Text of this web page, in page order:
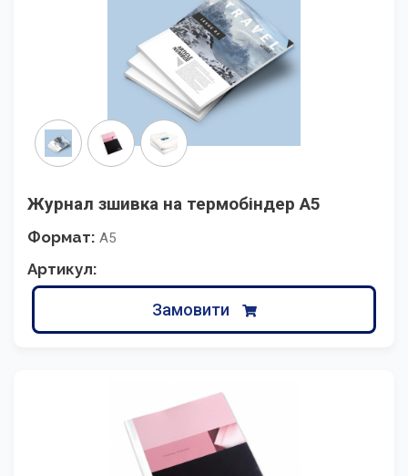
Журнал зшивка на термобіндер А5
Формат: А5
Артикул:
Замовити